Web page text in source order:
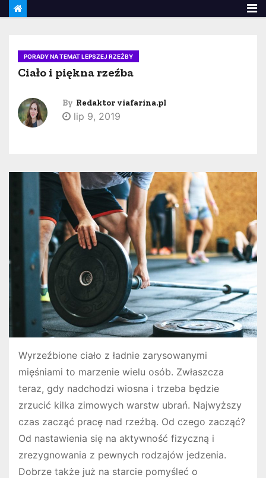
PORADY NA TEMAT LEPSZEJ RZEŹBY
Ciało i piękna rzeźba
By Redaktor viafarina.pl
lip 9, 2019
Wyrzeźbione ciało z ładnie zarysowanymi
mięśniami to marzenie wielu osób. Zwłaszcza
teraz, gdy nadchodzi wiosna i trzeba będzie
zrzucić kilka zimowych warstw ubrań. Najwyższy
czas zacząć pracę nad rzeźbą. Od czego zacząć?
Od nastawienia się na aktywność fizyczną i
zrezygnowania z pewnych rodzajów jedzenia.
Dobrze także już na starcie pomyśleć o